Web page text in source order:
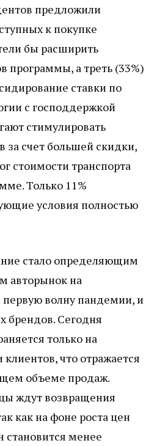
предложили
к покупке
бы расширить
программы, а треть (33%)
ставки по
с господдержкой
стимулировать
за счет большей скидки,
стоимости транспорта
Только 11%
условия полностью
стало определяющим
авторынок на
первую волну пандемии, и
брендов. Сегодня
только на
что отражается
объеме продаж.
ждут возвращения
как на фоне роста цен
менее